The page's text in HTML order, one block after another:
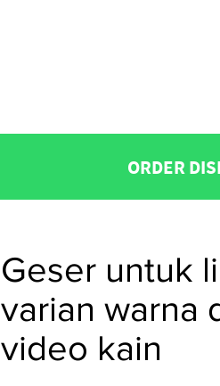
ORDER
Geser untuk
varian warna
video kain